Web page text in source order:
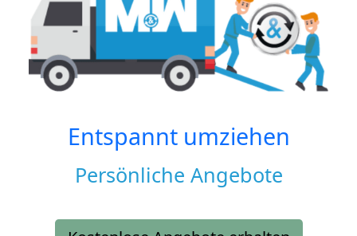
Entspannt umziehen
Persönliche Angebote